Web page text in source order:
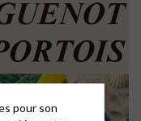
pour son